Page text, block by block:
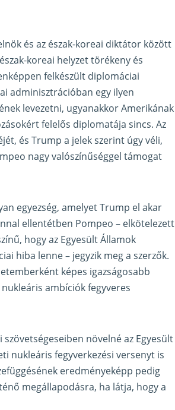
és az észak-koreai diktátor között
koreai helyzet törékeny és
felkészült diplomáciai
adminisztrációban egy ilyen
levezetni, ugyanakkor Amerikának
felelős diplomatája sincs. Az
és Trump a jelek szerint úgy véli,
nagy valószínűséggel támogat
egyezség, amelyet Trump el akar
ellentétben Pompeo – elkötelezett
hogy az Egyesült Államok
hiba lenne – jegyzik meg a szerzők.
képes igazságosabb
ambíciók fegyveres
növelné az Egyesült
nukleáris fegyverkezési versenyt is
eredményeképp pedig
megállapodásra, ha látja, hogy a